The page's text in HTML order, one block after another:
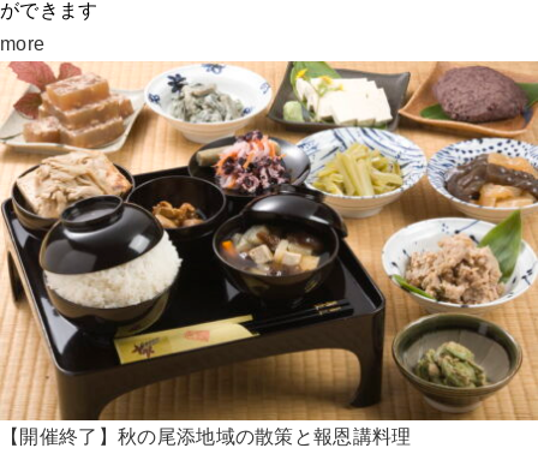
ができます
more
【開催終了】秋の尾添地域の散策と報恩講料理